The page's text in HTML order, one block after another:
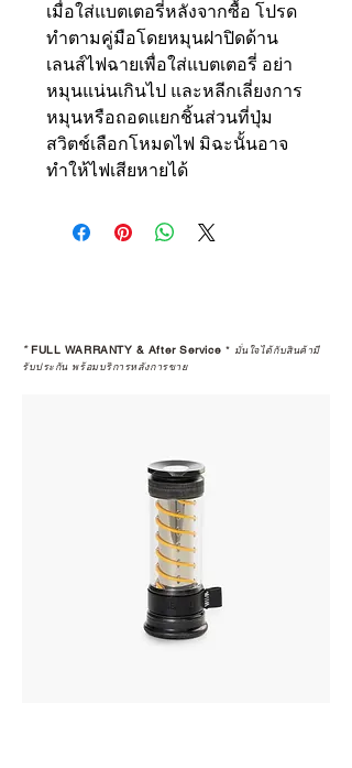
เมื่อใส่แบตเตอรี่หลังจากซื้อ โปรด
ทำตามคู่มือโดยหมุนฝาปิดด้าน
เลนส์ไฟฉายเพื่อใส่แบตเตอรี่ อย่า
หมุนแน่นเกินไป และหลีกเลี่ยงการ
หมุนหรือถอดแยกชิ้นส่วนที่ปุ่ม
สวิตช์เลือกโหมดไฟ มิฉะนั้นอาจ
ทำให้ไฟเสียหายได้
*FULL WARRANTY & After Service * มั่นใจได้กับสินค้ามี
รับประกัน พร้อมบริการหลังการขาย